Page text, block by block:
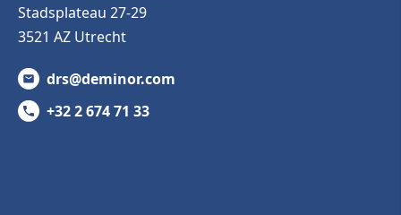
Stadsplateau 27-29
3521 AZ Utrecht
drs@deminor.com
+32 2 674 71 33